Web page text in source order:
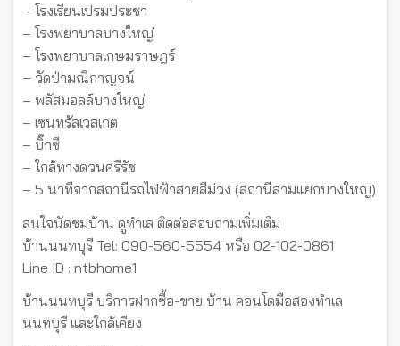
– โรงเรียนเปรมประชา
– โรงพยาบาลบางใหญ่
– โรงพยาบาลเกษมราษฎร์
– วัดป่ามณีกาญจน์
– พลัสมอลล์บางใหญ่
– เซนทรัลเวสเกต
– บิ๊กซี
– ใกล้ทางด่วนศรีรัช
– 5 นาทีจากสถานีรถไฟฟ้าสายสีม่วง (สถานีสามแยกบางใหญ่)
สนใจนัดชมบ้าน ดูทำเล ติดต่อสอบถามเพิ่มเติม
บ้านนนทบุรี Tel: 090-560-5554 หรือ 02-102-0861
Line ID : ntbhome1
บ้านนนทบุรี บริการฝากซื้อ-ขาย บ้าน คอนโดมือสองทำเล
นนทบุรี และใกล้เคียง